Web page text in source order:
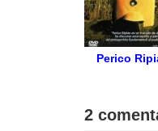
Perico
2